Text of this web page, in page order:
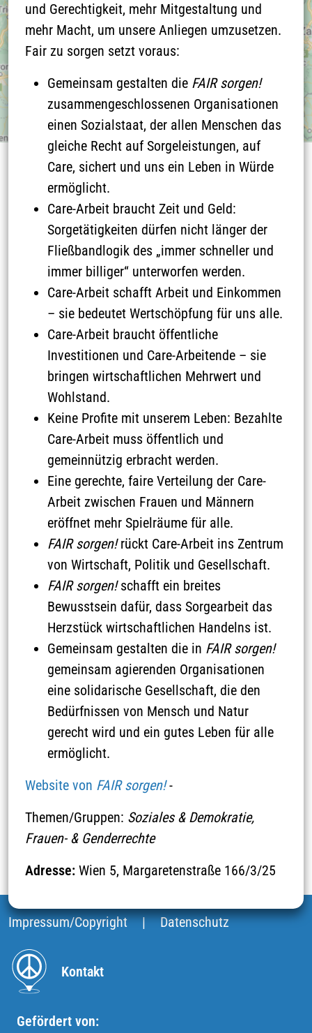
Wege zum Frieden Orte & Zeichen
Historische Meilensteine Soziales & Demokratie
Umwelt & Klimaschutz Bildung
Filterergebnis: 1 gefunden
FAIR sorgen! Wirtschaften fürs Leben
Frauen- & Genderrechte
Impressum/Copyright | Datenschutz
Kontakt
Gefördert von:
und Gerechtigkeit, mehr Mitgestaltung und
mehr Macht, um unsere Anliegen umzusetzen.
Fair zu sorgen setzt voraus:
Gemeinsam gestalten die FAIR sorgen!
zusammengeschlossenen Organisationen
einen Sozialstaat, der allen Menschen das
gleiche Recht auf Sorgeleistungen, auf
Care, sichert und uns ein Leben in Würde
ermöglicht.
Care-Arbeit braucht Zeit und Geld:
Sorgetätigkeiten dürfen nicht länger der
Fließbandlogik des „immer schneller und
immer billiger“ unterworfen werden.
Care-Arbeit schafft Arbeit und Einkommen
– sie bedeutet Wertschöpfung für uns alle.
Care-Arbeit braucht öffentliche
Investitionen und Care-Arbeitende – sie
bringen wirtschaftlichen Mehrwert und
Wohlstand.
Keine Profite mit unserem Leben: Bezahlte
Care-Arbeit muss öffentlich und
gemeinnützig erbracht werden.
Eine gerechte, faire Verteilung der Care-
Arbeit zwischen Frauen und Männern
eröffnet mehr Spielräume für alle.
FAIR sorgen!rückt Care-Arbeit ins Zentrum
von Wirtschaft, Politik und Gesellschaft.
FAIR sorgen!schafft ein breites
Bewusstsein dafür, dass Sorgearbeit das
Herzstück wirtschaftlichen Handelns ist.
Gemeinsam gestalten die in FAIR sorgen!
gemeinsam agierenden Organisationen
eine solidarische Gesellschaft, die den
Bedürfnissen von Mensch und Natur
gerecht wird und ein gutes Leben für alle
ermöglicht.
Website von FAIR sorgen!-
Themen/Gruppen: Soziales & Demokratie,
Frauen- & Genderrechte
Adresse: Wien 5, Margaretenstraße 166/3/25